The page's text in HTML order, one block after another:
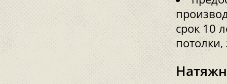
срок 10
потолки,